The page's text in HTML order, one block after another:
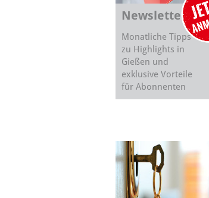
Newsletter
Monatliche Tipps
zu Highlights in
Gießen und
exklusive Vorteile
für Abonnenten